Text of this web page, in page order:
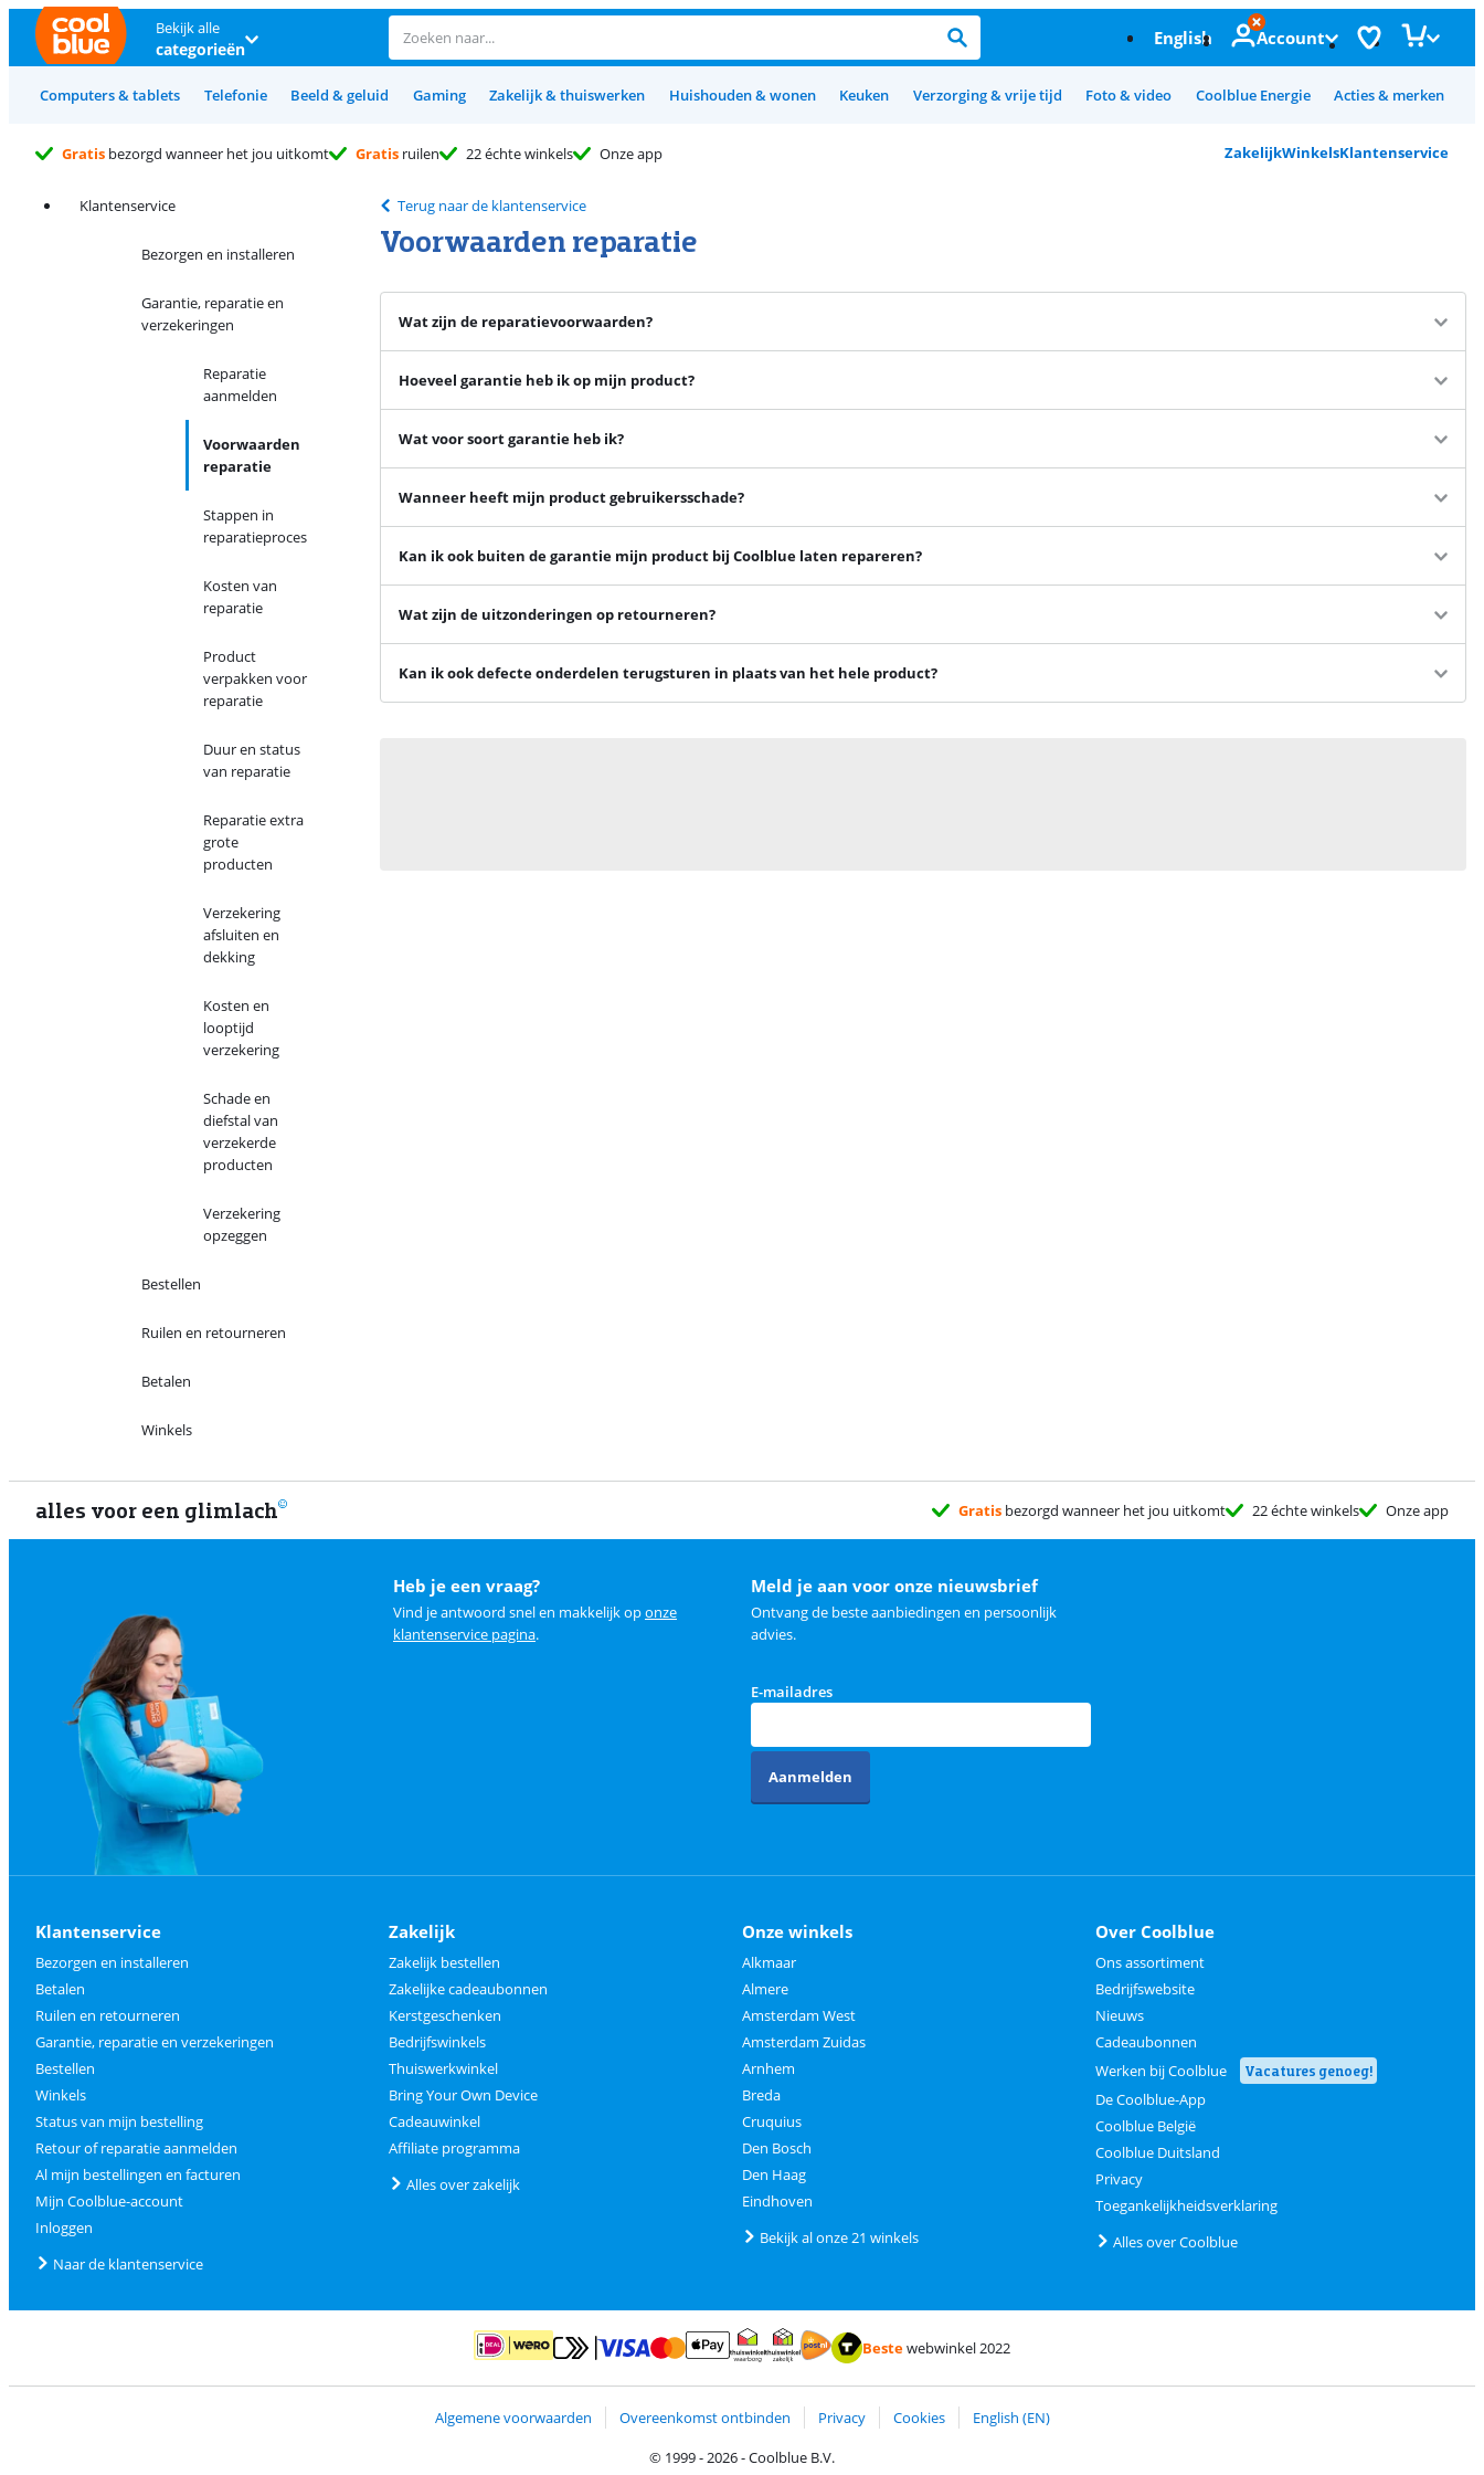
Bekijk alle
categorieën English Account
Computers & tablets Telefonie Beeld & geluid Gaming Zakelijk & thuiswerken Huishouden & wonen Keuken Verzorging & vrije tijd Foto & video Coolblue Energie Acties & merken
Gratis bezorgd wanneer het jou uitkomt Gratis ruilen 22 échte winkels Onze app ZakelijkWinkelsKlantenservice
Klantenservice
Bezorgen en installeren
Garantie, reparatie en
verzekeringen
Reparatie
aanmelden
Voorwaarden
reparatie
Stappen in
reparatieproces
Kosten van
reparatie
Product
verpakken voor
reparatie
Duur en status
van reparatie
Reparatie extra
grote
producten
Verzekering
afsluiten en
dekking
Kosten en
looptijd
verzekering
Schade en
diefstal van
verzekerde
producten
Verzekering
opzeggen
Bestellen
Ruilen en retourneren
Betalen
Winkels
Terug naar de klantenservice
Voorwaarden reparatie
Wat zijn de reparatievoorwaarden?
Hoeveel garantie heb ik op mijn product?
Wat voor soort garantie heb ik?
Wanneer heeft mijn product gebruikersschade?
Kan ik ook buiten de garantie mijn product bij Coolblue laten repareren?
Wat zijn de uitzonderingen op retourneren?
Kan ik ook defecte onderdelen terugsturen in plaats van het hele product?
alles voor een glimlach Gratis bezorgd wanneer het jou uitkomt 22 échte winkels Onze app
Heb je een vraag?
Vind je antwoord snel en makkelijk oponze
klantenservice pagina.
Meld je aan voor onze nieuwsbrief
Ontvang de beste aanbiedingen en persoonlijk
advies.
E-mailadres
Aanmelden
Klantenservice
Bezorgen en installeren
Betalen
Ruilen en retourneren
Garantie, reparatie en verzekeringen
Bestellen
Winkels
Status van mijn bestelling
Retour of reparatie aanmelden
Al mijn bestellingen en facturen
Mijn Coolblue-account
Inloggen
Naar de klantenservice
Zakelijk
Zakelijk bestellen
Zakelijke cadeaubonnen
Kerstgeschenken
Bedrijfswinkels
Thuiswerkwinkel
Bring Your Own Device
Cadeauwinkel
Affiliate programma
Alles over zakelijk
Onze winkels
Alkmaar
Almere
Amsterdam West
Amsterdam Zuidas
Arnhem
Breda
Cruquius
Den Bosch
Den Haag
Eindhoven
Bekijk al onze 21 winkels
Over Coolblue
Ons assortiment
Bedrijfswebsite
Nieuws
Cadeaubonnen
Werken bij Coolblue
Vacatures genoeg!
De Coolblue-App
Coolblue België
Coolblue Duitsland
Privacy
Toegankelijkheidsverklaring
Alles over Coolblue
Betalen met MasterCard en Visa via ClickToPay
Bestewebwinkel 2022
Algemene voorwaarden Overeenkomst ontbinden Privacy Cookies
English (EN)
© 1999 - 2026 - Coolblue B.V.